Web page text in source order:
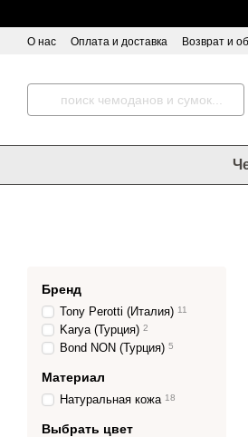
О нас Оплата и доставка Возврат и
Бренд
Tony Perotti (Италия) 11
Karya (Турция) 2
Bond NON (Турция) 5
Материал
Натуральная кожа 18
Выбрать цвет